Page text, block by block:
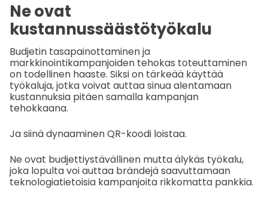
Ne ovat
kustannussäästötyökalu
Budjetin tasapainottaminen ja
markkinointikampanjoiden tehokas toteuttaminen
on todellinen haaste. Siksi on tärkeää käyttää
työkaluja, jotka voivat auttaa sinua alentamaan
kustannuksia pitäen samalla kampanjan
tehokkaana.
Ja siinä dynaaminen QR-koodi loistaa.
Ne ovat budjettiystävällinen mutta älykäs työkalu,
joka lopulta voi auttaa brändejä saavuttamaan
teknologiatietoisia kampanjoita rikkomatta pankkia.